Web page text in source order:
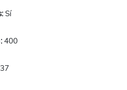
Sí
400
37